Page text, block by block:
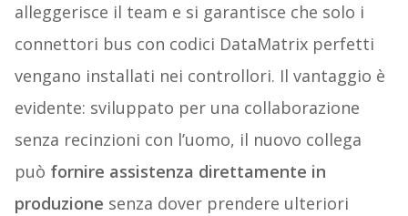
alleggerisce il team e si garantisce che solo i
connettori bus con codici DataMatrix perfetti
vengano installati nei controllori. Il vantaggio è
evidente: sviluppato per una collaborazione
senza recinzioni con l’uomo, il nuovo collega
può fornire assistenza direttamente in
produzione senza dover prendere ulteriori